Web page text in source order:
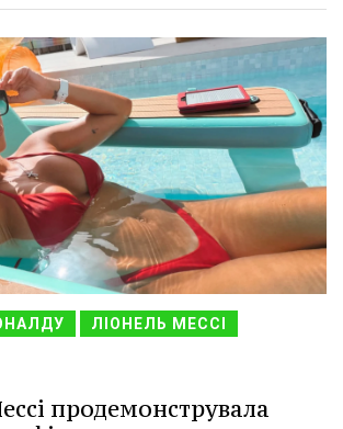
ЛІОНЕЛЬ МЕССІ
продемонструвала